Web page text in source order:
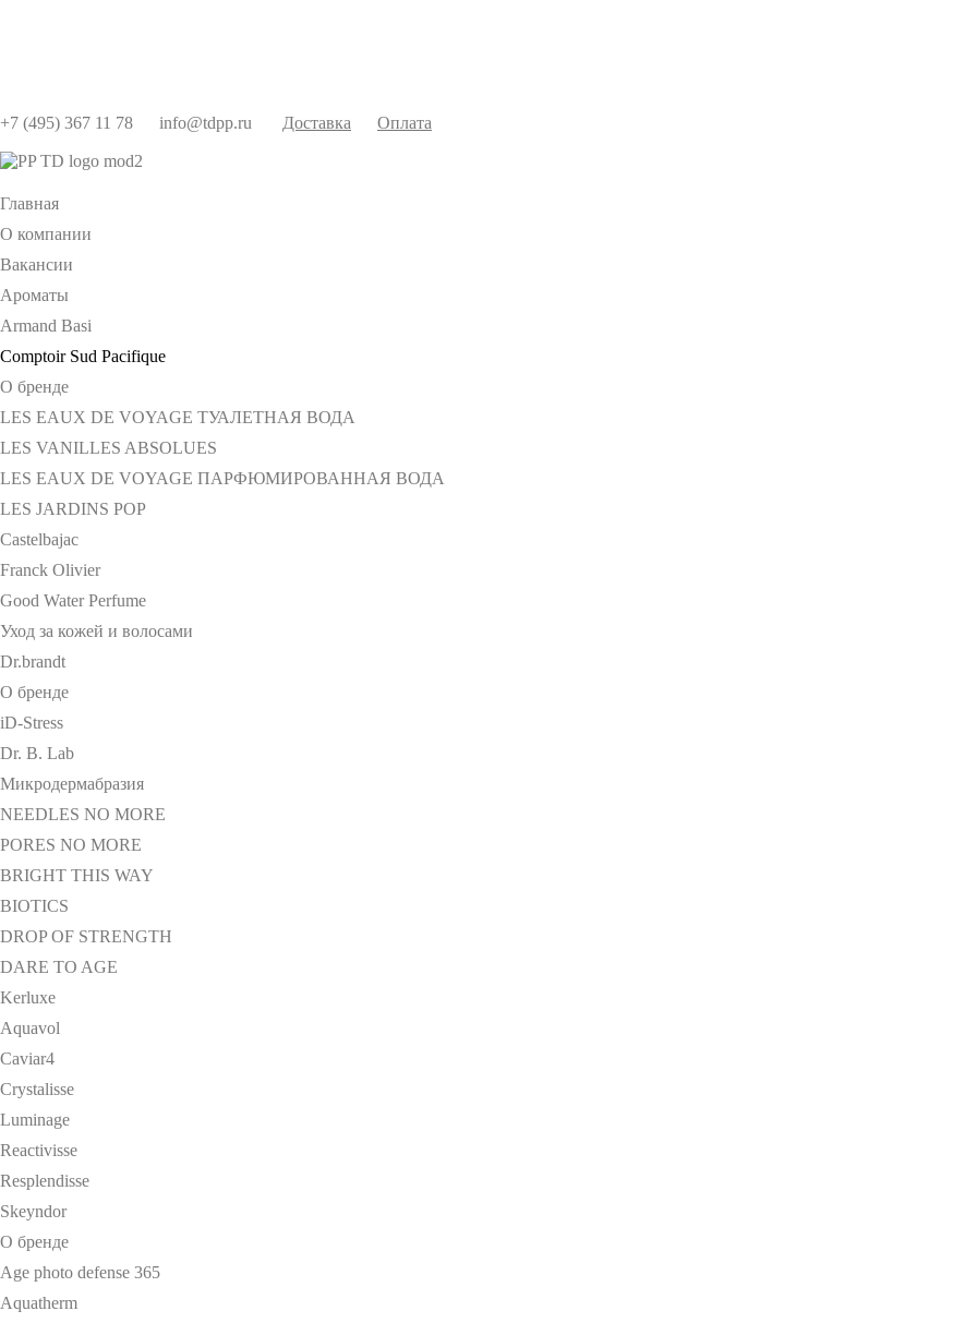
+7 (495) 367 11 78 info@tdpp.ru Доставка Оплата
Главная
О компании
Вакансии
Ароматы
Armand Basi
Comptoir Sud Pacifique
О бренде
LES EAUX DE VOYAGE ТУАЛЕТНАЯ ВОДА
LES VANILLES ABSOLUES
LES EAUX DE VOYAGE ПАРФЮМИРОВАННАЯ ВОДА
LES JARDINS POP
Castelbajac
Franck Olivier
Good Water Perfume
Уход за кожей и волосами
Dr.brandt
О бренде
iD-Stress
Dr. B. Lab
Микродермабразия
NEEDLES NO MORE
PORES NO MORE
BRIGHT THIS WAY
BIOTICS
DROP OF STRENGTH
DARE TO AGE
Kerluxe
Aquavol
Caviar4
Crystalisse
Luminage
Reactivisse
Resplendisse
Skeyndor
О бренде
Age photo defense 365
Aquatherm